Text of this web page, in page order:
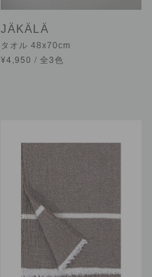
JÄKÄLÄ
タオル 48x70cm
¥4,950 / 全3色